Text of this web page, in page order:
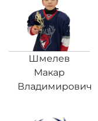
Шмелев
Макар
Владимирович